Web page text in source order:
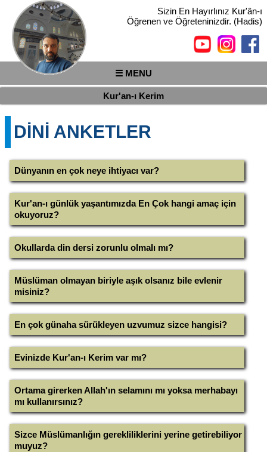
Sizin En Hayırlınız Kur'ân-ı
Öğrenen ve Öğreteninizdir. (Hadis)
☰ MENU
Kur'an-ı Kerim
DİNİ ANKETLER
Dünyanın en çok neye ihtiyacı var?
Kur'an-ı günlük yaşantımızda En Çok hangi amaç için
okuyoruz?
Okullarda din dersi zorunlu olmalı mı?
Müslüman olmayan biriyle aşık olsanız bile evlenir
misiniz?
En çok günaha sürükleyen uzvumuz sizce hangisi?
Evinizde Kur'an-ı Kerim var mı?
Ortama girerken Allah'ın selamını mı yoksa merhabayı
mı kullanırsınız?
Sizce Müslümanlığın gerekliliklerini yerine getirebiliyor
muyuz?